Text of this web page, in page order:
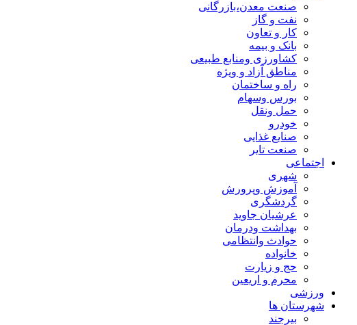
صنعت معدن،بازرگانی
نفت و گاز
کار و تعاون
بانک و بیمه
کشاورزی ومنابع طبیعی
مناطق آزاد و ویژه
راه و ساختمان
بورس وسهام
حمل ونقل
خودرو
صنایع غذایی
صنعت تایر
اجتماعی
شهری
آموزش وپرورش
گردشگری
عرشیان جاوید
بهداشت ودرمان
حوادث وانتظامی
خانواده
حج و زیارت
محرم و اریعین
ورزشی
شهرستان ها
بیرجند